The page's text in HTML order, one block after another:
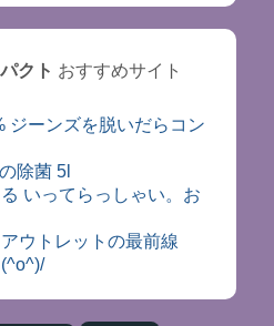
クト おすすめサイト
ジーンズを脱いだらコン
除菌 5l
いってらっしゃい。お
ウトレットの最前線